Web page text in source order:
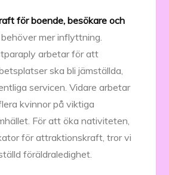
för boende, besökare och
mer inflyttning.
arbetar för att
ska bli jämställda,
servicen. Vidare arbetar
kvinnor på viktiga
För att öka nativiteten,
för attraktionskraft, tror vi
föräldraledighet.